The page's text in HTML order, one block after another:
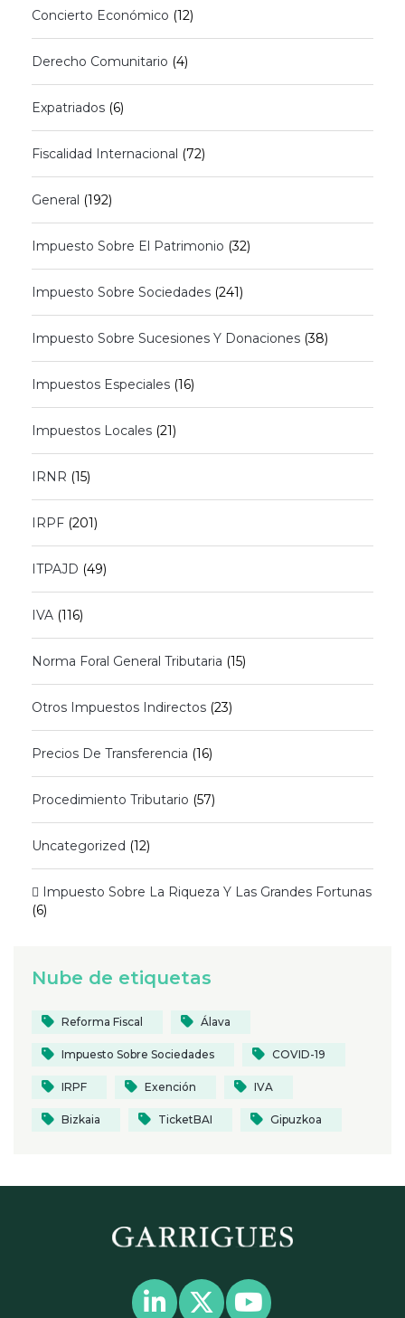
Concierto Económico (12)
Derecho Comunitario (4)
Expatriados (6)
Fiscalidad Internacional (72)
General (192)
Impuesto Sobre El Patrimonio (32)
Impuesto Sobre Sociedades (241)
Impuesto Sobre Sucesiones Y Donaciones (38)
Impuestos Especiales (16)
Impuestos Locales (21)
IRNR (15)
IRPF (201)
ITPAJD (49)
IVA (116)
Norma Foral General Tributaria (15)
Otros Impuestos Indirectos (23)
Precios De Transferencia (16)
Procedimiento Tributario (57)
Uncategorized (12)
 Impuesto Sobre La Riqueza Y Las Grandes Fortunas
(6)
Nube de etiquetas
Reforma Fiscal Álava
Impuesto Sobre Sociedades COVID-19
IRPF Exención IVA
Bizkaia TicketBAI Gipuzkoa